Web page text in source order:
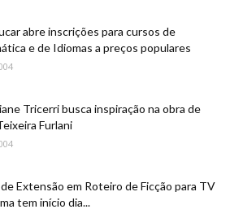
abre inscrições para cursos de
e de Idiomas a preços populares
Tricerri busca inspiração na obra de
Furlani
Extensão em Roteiro de Ficção para TV
tem início dia...